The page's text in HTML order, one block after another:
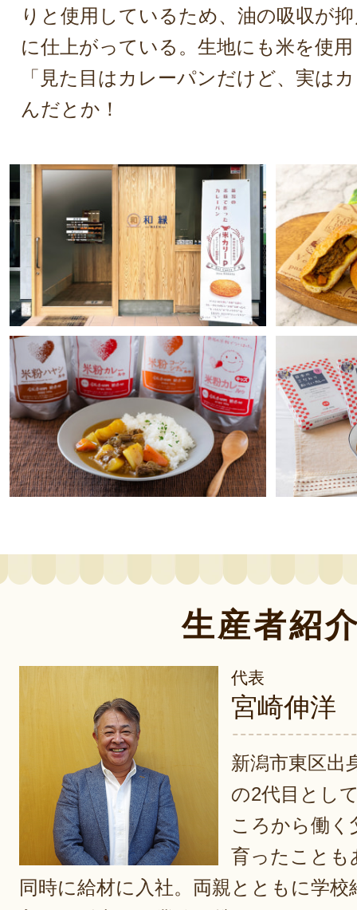
りと使用しているため、油の吸収が
に仕上がっている。生地にも米を使
「見た目はカレーパンだけど、実は
んだとか！
生産者紹
代表
宮崎伸洋
新潟市東区出
の2代目とし
ころから働く
育ったことも
同時に給材に入社。両親とともに学校